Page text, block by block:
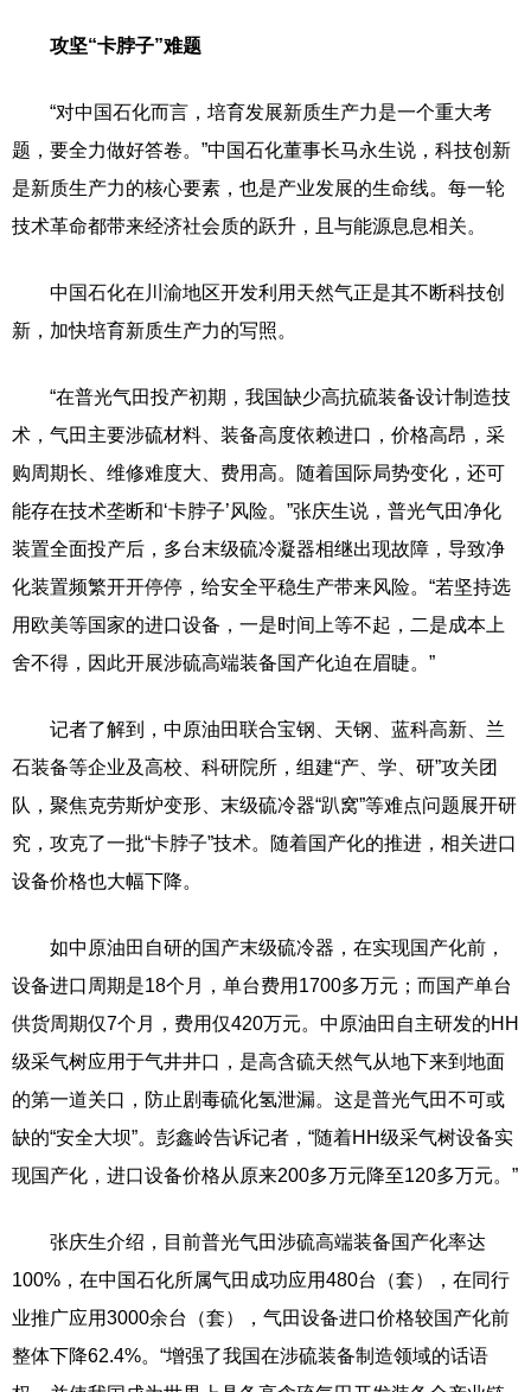
攻坚“卡脖子”难题
“对中国石化而言，培育发展新质生产力是一个重大考
题，要全力做好答卷。”中国石化董事长马永生说，科技创新
是新质生产力的核心要素，也是产业发展的生命线。每一轮
技术革命都带来经济社会质的跃升，且与能源息息相关。
中国石化在川渝地区开发利用天然气正是其不断科技创
新，加快培育新质生产力的写照。
“在普光气田投产初期，我国缺少高抗硫装备设计制造技
术，气田主要涉硫材料、装备高度依赖进口，价格高昂，采
购周期长、维修难度大、费用高。随着国际局势变化，还可
能存在技术垄断和‘卡脖子’风险。”张庆生说，普光气田净化
装置全面投产后，多台末级硫冷凝器相继出现故障，导致净
化装置频繁开开停停，给安全平稳生产带来风险。“若坚持选
用欧美等国家的进口设备，一是时间上等不起，二是成本上
舍不得，因此开展涉硫高端装备国产化迫在眉睫。”
记者了解到，中原油田联合宝钢、天钢、蓝科高新、兰
石装备等企业及高校、科研院所，组建“产、学、研”攻关团
队，聚焦克劳斯炉变形、末级硫冷器“趴窝”等难点问题展开研
究，攻克了一批“卡脖子”技术。随着国产化的推进，相关进口
设备价格也大幅下降。
如中原油田自研的国产末级硫冷器，在实现国产化前，
设备进口周期是18个月，单台费用1700多万元；而国产单台
供货周期仅7个月，费用仅420万元。中原油田自主研发的HH
级采气树应用于气井井口，是高含硫天然气从地下来到地面
的第一道关口，防止剧毒硫化氢泄漏。这是普光气田不可或
缺的“安全大坝”。彭鑫岭告诉记者，“随着HH级采气树设备实
现国产化，进口设备价格从原来200多万元降至120多万元。”
张庆生介绍，目前普光气田涉硫高端装备国产化率达
100%，在中国石化所属气田成功应用480台（套），在同行
业推广应用3000余台（套），气田设备进口价格较国产化前
整体下降62.4%。“增强了我国在涉硫装备制造领域的话语